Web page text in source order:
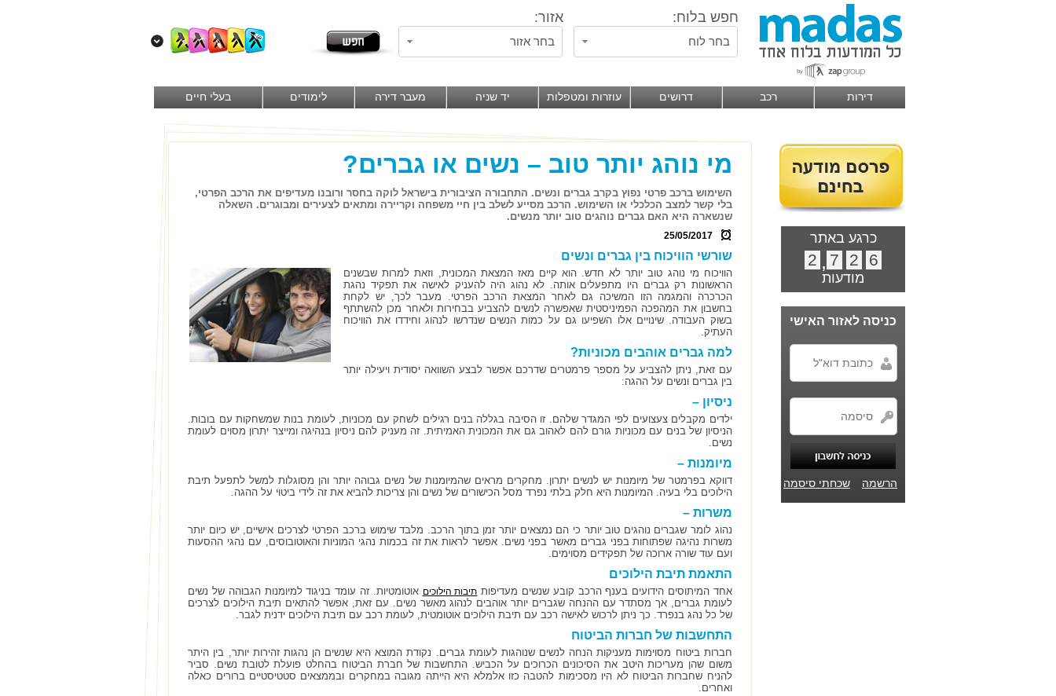
חפש בלוח: אזור:
בחר לוח בחר אזור
דירות רכב דרושים עוזרות ומטפלות יד שניה מעבר דירה לימודים בעלי חיים
כרגע באתר
6
2
7
,
2
מודעות
כניסה לאזור האישי
הרשמה שכחתי סיסמה
מי נוהג יותר טוב – נשים או גברים?
השימוש ברכב פרטי נפוץ בקרב גברים ונשים. התחבורה הציבורית בישראל לוקה בחסר ורובנו מעדיפים את הרכב הפרטי,
בלי קשר למצב הכלכלי או השימוש. הרכב מסייע לשלב בין חיי משפחה וקריירה ומתאים לצעירים ומבוגרים. השאלה
שנשארה היא האם גברים נוהגים טוב יותר מנשים.
25/05/2017
שורשי הוויכוח בין גברים ונשים
הוויכוח מי נוהג טוב יותר לא חדש. הוא קיים מאז המצאת המכונית, וזאת למרות שבשנים
הראשונות רק גברים היו מתפעלים אותה. לא נהוג היה להעניק לאישה את תפקיד נהגת
הכרכרה והמגמה הזו המשיכה גם לאחר המצאת הרכב הפרטי. מעבר לכך, יש לקחת
בחשבון את המהפכה הפמיניסטית שאפשרה לנשים להצביע בבחירות ולאחר מכן להשתתף
בשוק העבודה. שינויים אלו השפיעו גם על כמות הנשים שנדרשו לנהוג וחידדו את הוויכוח
העתיק.
למה גברים אוהבים מכוניות?
עם זאת, ניתן להצביע על מספר פרמטרים שדרכם אפשר לבצע השוואה יסודית ויעילה יותר
בין גברים ונשים על ההגה:
ניסיון –
ילדים מקבלים צעצועים לפי המגדר שלהם. זו הסיבה בגללה בנים רגילים לשחק עם מכוניות, לעומת בנות שמשחקות עם בובות.
הניסיון של בנים עם מכוניות גורם להם לאהוב גם את המכונית האמיתית. זה מעניק להם ניסיון בנהיגה ומייצר יתרון מסוים לעומת
נשים.
מיומנות –
דווקא בפרמטר של מיומנות יש לנשים יתרון. מחקרים מראים שהמיומנות של נשים גבוהה יותר והן מסוגלות למשל לתפעל תיבת
הילוכים בלי בעיה. המיומנות היא חלק בלתי נפרד מסל הכישורים של נשים והן צריכות להביא את זה לידי ביטוי על ההגה.
משרות –
נהוג לומר שגברים נוהגים טוב יותר כי הם נמצאים יותר זמן בתוך הרכב. מלבד שימוש ברכב הפרטי לצרכים אישיים, יש כיום יותר
משרות נהיגה שפתוחות בפני גברים מאשר בפני נשים. אפשר לראות את זה בכמות נהגי המוניות והאוטובוסים, עם נהגי ההסעות
ועם עוד שורה ארוכה של תפקידים מסוימים.
התאמת תיבת הילוכים
אחד המיתוסים הידועים בענף הרכב קובע שנשים מעדיפות תיבות הילוכים אוטומטיות. זה עומד בניגוד למיומנות הגבוהה של נשים
לעומת גברים, אך מסתדר עם ההנחה שגברים יותר אוהבים לנהוג מאשר נשים. עם זאת, אפשר להתאים תיבת הילוכים לצרכים
של כל נהג בנפרד. כך ניתן לרכוש לאישה רכב עם תיבת הילוכים אוטומטית, לעומת רכב עם תיבת הילוכים ידנית לגבר.
התחשבות של חברות הביטוח
חברות ביטוח מסוימות מעניקות הנחה לנשים שנוהגות לעומת גברים. נקודת המוצא היא שנשים הן נהגות זהירות יותר, בין היתר
משום שהן מעריכות היטב את הסיכונים הכרוכים על הכביש. התחשבות של חברת הביטוח בהחלט פועלת לטובת נשים. סביר
להניח שחברות הביטוח לא היו מסכימות להטבה כזו אלמלא היא הייתה מגובה במחקרים ובממצאים סטטיסטיים ברורים כאלה
ואחרים.